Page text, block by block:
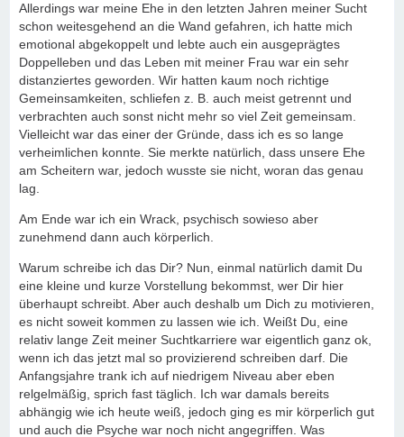
Allerdings war meine Ehe in den letzten Jahren meiner Sucht
schon weitesgehend an die Wand gefahren, ich hatte mich
emotional abgekoppelt und lebte auch ein ausgeprägtes
Doppelleben und das Leben mit meiner Frau war ein sehr
distanziertes geworden. Wir hatten kaum noch richtige
Gemeinsamkeiten, schliefen z. B. auch meist getrennt und
verbrachten auch sonst nicht mehr so viel Zeit gemeinsam.
Vielleicht war das einer der Gründe, dass ich es so lange
verheimlichen konnte. Sie merkte natürlich, dass unsere Ehe
am Scheitern war, jedoch wusste sie nicht, woran das genau
lag.
Am Ende war ich ein Wrack, psychisch sowieso aber
zunehmend dann auch körperlich.
Warum schreibe ich das Dir? Nun, einmal natürlich damit Du
eine kleine und kurze Vorstellung bekommst, wer Dir hier
überhaupt schreibt. Aber auch deshalb um Dich zu motivieren,
es nicht soweit kommen zu lassen wie ich. Weißt Du, eine
relativ lange Zeit meiner Suchtkarriere war eigentlich ganz ok,
wenn ich das jetzt mal so provizierend schreiben darf. Die
Anfangsjahre trank ich auf niedrigem Niveau aber eben
relgelmäßig, sprich fast täglich. Ich war damals bereits
abhängig wie ich heute weiß, jedoch ging es mir körperlich gut
und auch die Psyche war noch nicht angegriffen. Was